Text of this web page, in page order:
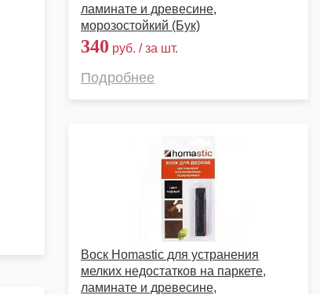
ламинате и древесине,
морозостойкий (Бук)
340 руб. / за шт.
Подробнее
Воск Homastic для устранения
мелких недостатков на паркете,
ламинате и древесине,